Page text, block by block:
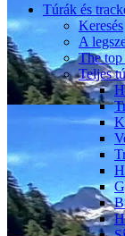
Túrák és
Keresés
A
The
Teljes